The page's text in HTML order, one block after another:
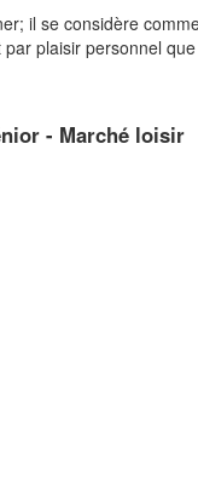
il se considère
plaisir personnel
- Marché loisir